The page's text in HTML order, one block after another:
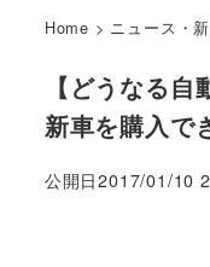
Home > ニュース・
【どうなる
新車を購入で
公開日2017/01/10